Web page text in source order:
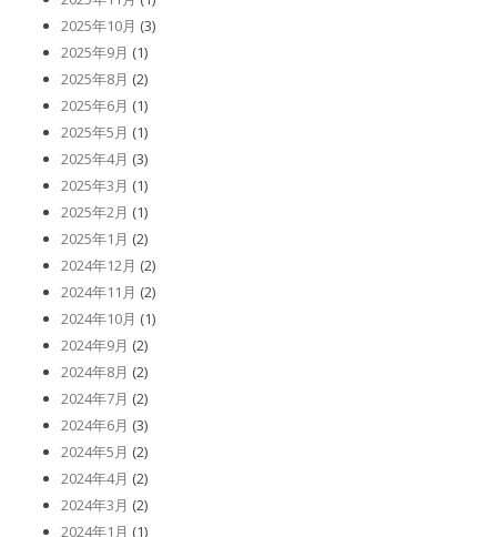
2025年10月 (3)
2025年9月 (1)
2025年8月 (2)
2025年6月 (1)
2025年5月 (1)
2025年4月 (3)
2025年3月 (1)
2025年2月 (1)
2025年1月 (2)
2024年12月 (2)
2024年11月 (2)
2024年10月 (1)
2024年9月 (2)
2024年8月 (2)
2024年7月 (2)
2024年6月 (3)
2024年5月 (2)
2024年4月 (2)
2024年3月 (2)
2024年1月 (1)